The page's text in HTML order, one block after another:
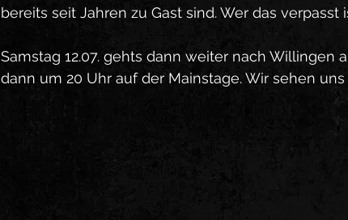
bereits seit Jahren zu Gast sind. Wer das verpasst
Samstag 12.07. gehts dann weiter nach Willingen
dann um 20 Uhr auf der Mainstage. Wir sehen